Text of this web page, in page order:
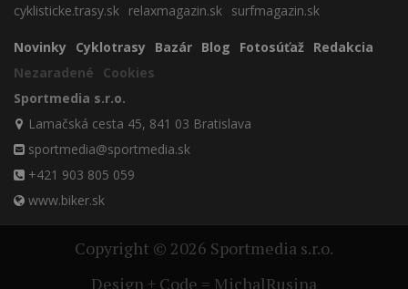
cyklisticke.trasy.sk relaxmagazin.sk surfmagazin.sk
Novinky Cyklotrasy Bazár Blog Fotosúťaž Redakcia
Nezaradené
Cookies
Sportmedia s.r.o.
Lamačská cesta 45, 841 03 Bratislava
sportmedia@sportmedia.sk
+421 903 805 059
www.biker.sk
Copyright © 2026 Sportmedia s.r.o.
Design + Code = MichalRusina